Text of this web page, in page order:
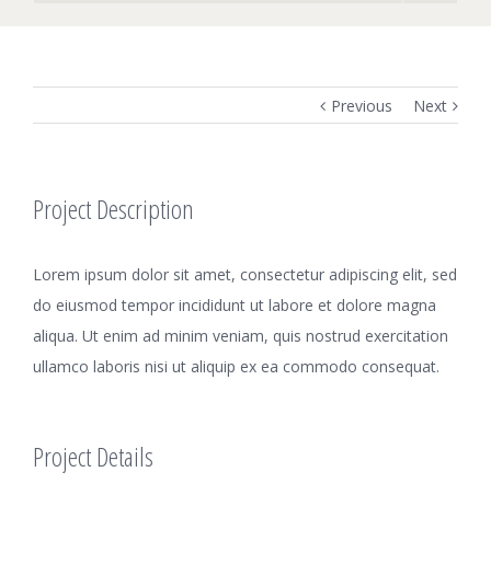
Previous Next
Project Description
Lorem ipsum dolor sit amet, consectetur adipiscing elit, sed
do eiusmod tempor incididunt ut labore et dolore magna
aliqua. Ut enim ad minim veniam, quis nostrud exercitation
ullamco laboris nisi ut aliquip ex ea commodo consequat.
Project Details